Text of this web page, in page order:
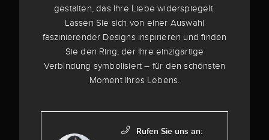
gestalten, das Ihre Liebe widerspiegelt.
Lassen Sie sich von einer Auswahl
faszinierender Designs inspirieren und finden
Sie den Ring, der Ihre einzigartige
Verbindung symbolisiert – für den schönsten
Moment Ihres Lebens.
Rufen Sie uns an: